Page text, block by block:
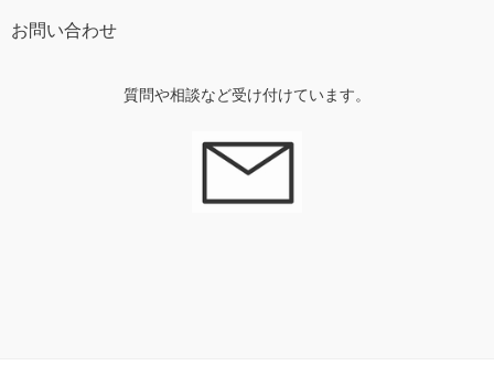
お問い合わせ
質問や相談など受け付けています。